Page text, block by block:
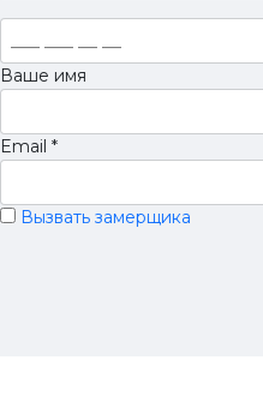
Ваше имя
Email *
Вызвать замерщика